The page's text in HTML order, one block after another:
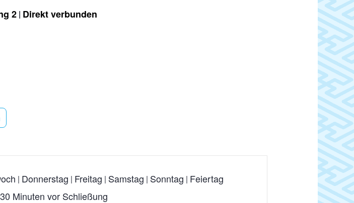
2 Direkt verbunden
Donnerstag Freitag Samstag Sonntag Feiertag
Minuten vor Schließung